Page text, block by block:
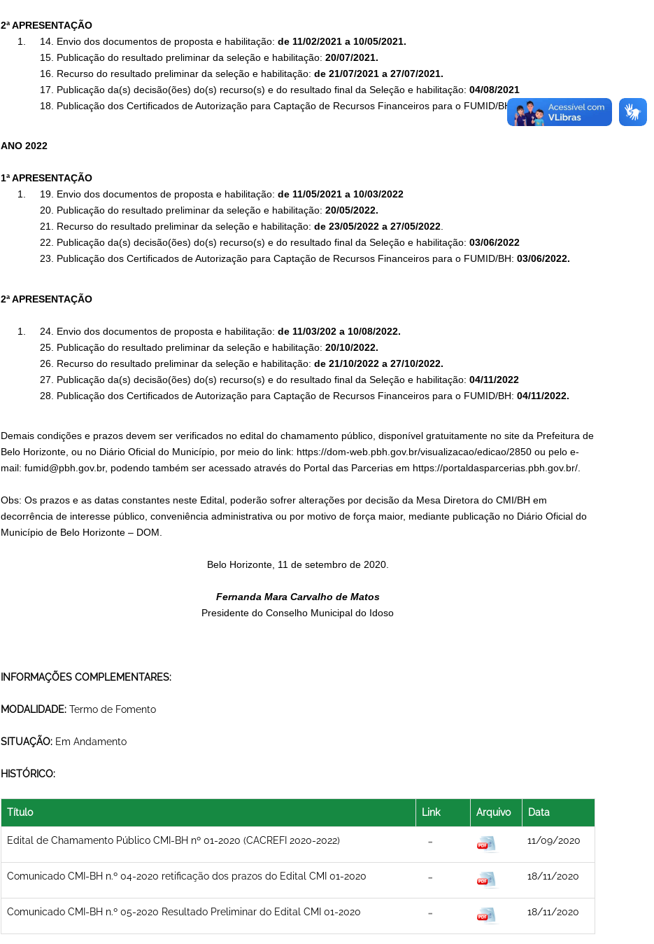
2ª APRESENTAÇÃO
Envio dos documentos de proposta e habilitação: de 11/02/2021 a 10/05/2021.
Publicação do resultado preliminar da seleção e habilitação: 20/07/2021.
Recurso do resultado preliminar da seleção e habilitação: de 21/07/2021 a 27/07/2021.
Publicação da(s) decisão(ões) do(s) recurso(s) e do resultado final da Seleção e habilitação: 04/08/2021
Publicação dos Certificados de Autorização para Captação de Recursos Financeiros para o FUMID/BH:04/08/2021.
ANO 2022
1ª APRESENTAÇÃO
Envio dos documentos de proposta e habilitação: de 11/05/2021 a 10/03/2022
Publicação do resultado preliminar da seleção e habilitação: 20/05/2022.
Recurso do resultado preliminar da seleção e habilitação: de 23/05/2022 a 27/05/2022.
Publicação da(s) decisão(ões) do(s) recurso(s) e do resultado final da Seleção e habilitação: 03/06/2022
Publicação dos Certificados de Autorização para Captação de Recursos Financeiros para o FUMID/BH: 03/06/2022.
2ª APRESENTAÇÃO
Envio dos documentos de proposta e habilitação: de 11/03/202 a 10/08/2022.
Publicação do resultado preliminar da seleção e habilitação: 20/10/2022.
Recurso do resultado preliminar da seleção e habilitação: de 21/10/2022 a 27/10/2022.
Publicação da(s) decisão(ões) do(s) recurso(s) e do resultado final da Seleção e habilitação: 04/11/2022
Publicação dos Certificados de Autorização para Captação de Recursos Financeiros para o FUMID/BH: 04/11/2022.
Demais condições e prazos devem ser verificados no edital do chamamento público, disponível gratuitamente no site da Prefeitura de
Belo Horizonte, ou no Diário Oficial do Município, por meio do link: https://dom-web.pbh.gov.br/visualizacao/edicao/2850ou pelo e-
mail: fumid@pbh.gov.br, podendo também ser acessado através do Portal das Parcerias em https://portaldasparcerias.pbh.gov.br/.
Obs: Os prazos e as datas constantes neste Edital, poderão sofrer alterações por decisão da Mesa Diretora do CMI/BH em
decorrência de interesse público, conveniência administrativa ou por motivo de força maior, mediante publicação no Diário Oficial do
Município de Belo Horizonte – DOM.
Belo Horizonte, 11 de setembro de 2020.
Fernanda Mara Carvalho de Matos
Presidente do Conselho Municipal do Idoso
INFORMAÇÕES COMPLEMENTARES:
MODALIDADE: Termo de Fomento
SITUAÇÃO: Em Andamento
HISTÓRICO:
Título Link Arquivo Data
Edital de Chamamento Público CMI-BH nº 01-2020 (CACREFI 2020-2022) 11/09/2020
Comunicado CMI-BH n.º 04-2020 retificação dos prazos do Edital CMI 01-2020 18/11/2020
Comunicado CMI-BH n.º 05-2020 Resultado Preliminar do Edital CMI 01-2020 18/11/2020